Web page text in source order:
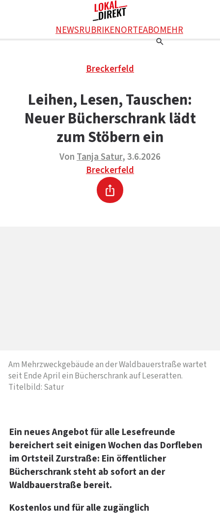
NEWSRUBRIKENORTEABOMEHR
Werbung schalten
Kontakt
Das Team
KONTAKT
DAS TEAM
ÜBER UNS
Breckerfeld
Leihen, Lesen, Tauschen:
Neuer Bücherschrank lädt
zum Stöbern ein
VonTanja Satur, 3.6.2026
Breckerfeld
Drucken
Am Mehrzweckgebäude an der Waldbauerstraße wartet
seit Ende April ein Bücherschrank auf Leseratten.
Titelbild: Satur
Ein neues Angebot für alle Lesefreunde
bereichert seit einigen Wochen das Dorfleben
im Ortsteil Zurstraße: Ein öffentlicher
Bücherschrank steht ab sofort an der
Waldbauerstraße bereit.
Kostenlos und für alle zugänglich